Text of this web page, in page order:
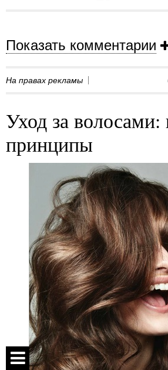
Показать комментарии
На правах рекламы
Уход за
принципы